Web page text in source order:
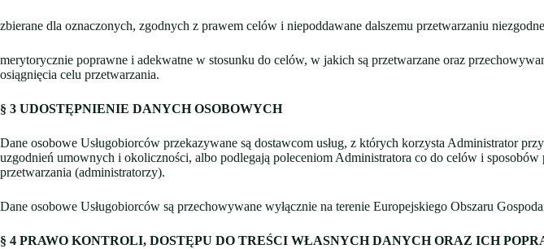
zbierane dla oznaczonych, zgodnych z prawem celów i niepoddawane dalszemu przetwarzaniu
merytorycznie poprawne i adekwatne w stosunku do celów, w jakich są przetwarzane oraz
osiągnięcia celu przetwarzania.
§ 3 UDOSTĘPNIENIE DANYCH OSOBOWYCH
Dane osobowe Usługobiorców przekazywane są dostawcom usług, z których korzysta Administrator
uzgodnień umownych i okoliczności, albo podlegają poleceniom Administratora co do celów i
przetwarzania (administratorzy).
Dane osobowe Usługobiorców są przechowywane wyłącznie na terenie Europejskiego Obszaru
§ 4 PRAWO KONTROLI, DOSTĘPU DO TREŚCI WŁASNYCH DANYCH ORAZ ICH